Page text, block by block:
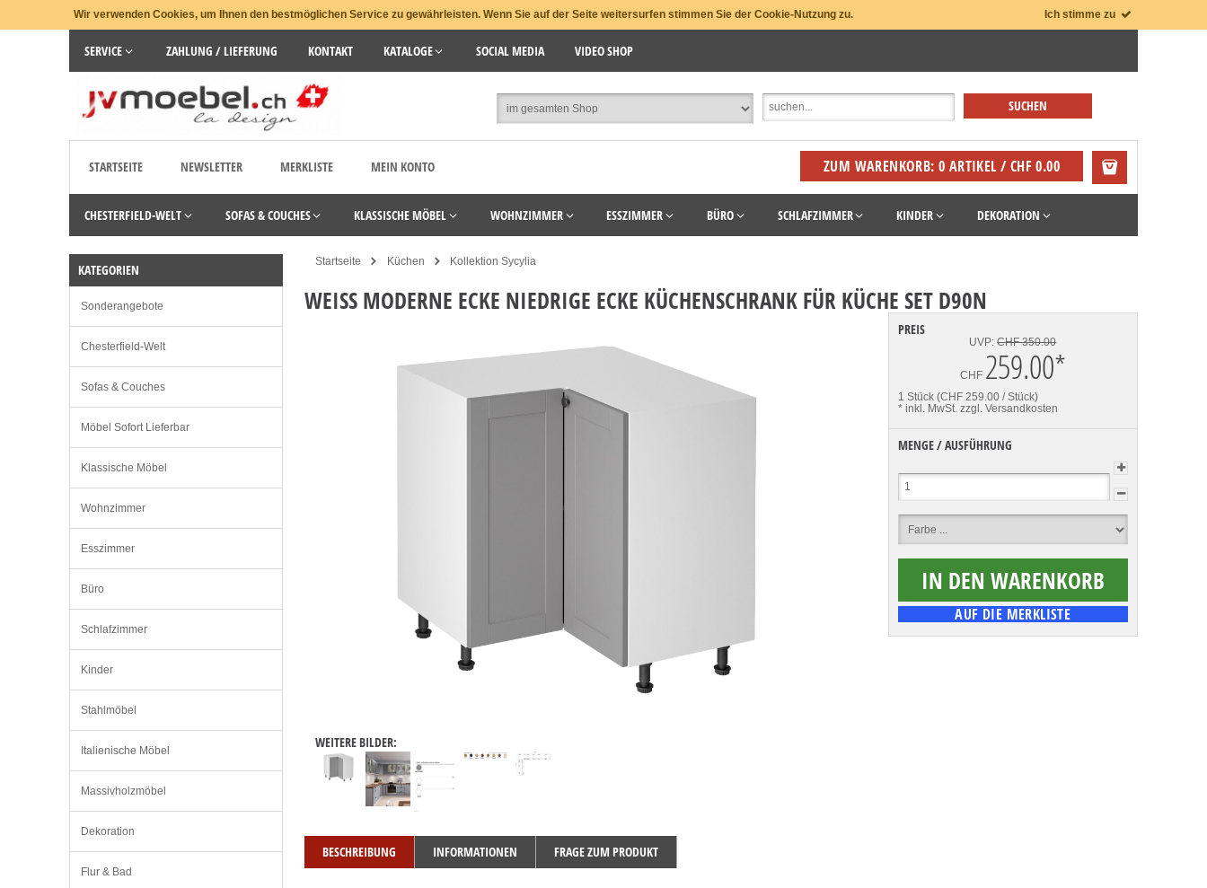
Wir verwenden Cookies, um Ihnen den bestmöglichen Service zu gewährleisten. Wenn Sie auf der Seite weitersurfen stimmen Sie der Cookie-Nutzung zu. Ich stimme zu
SERVICE ZAHLUNG / LIEFERUNG KONTAKT KATALOGE SOCIAL MEDIA VIDEO SHOP
STARTSEITE NEWSLETTER MERKLISTE MEIN KONTO ZUM WARENKORB: 0 ARTIKEL / CHF 0.00
CHESTERFIELD-WELT SOFAS & COUCHES KLASSISCHE MÖBEL WOHNZIMMER ESSZIMMER BÜRO SCHLAFZIMMER KINDER DEKORATION
Startseite Küchen Kollektion Sycylia
WEISS MODERNE ECKE NIEDRIGE ECKE KÜCHENSCHRANK FÜR KÜCHE SET D90N
WEITERE BILDER:
PREIS
UVP:CHF 350.00
CHF 259.00*
1 Stück (CHF 259.00 / Stück)
* inkl. MwSt. zzgl. Versandkosten
MENGE / AUSFÜHRUNG
BESCHREIBUNG INFORMATIONEN FRAGE ZUM PRODUKT
KATEGORIEN
Sonderangebote
Chesterfield-Welt
Sofas & Couches
Möbel Sofort Lieferbar
Klassische Möbel
Wohnzimmer
Esszimmer
Büro
Schlafzimmer
Kinder
Stahlmöbel
Italienische Möbel
Massivholzmöbel
Dekoration
Flur & Bad